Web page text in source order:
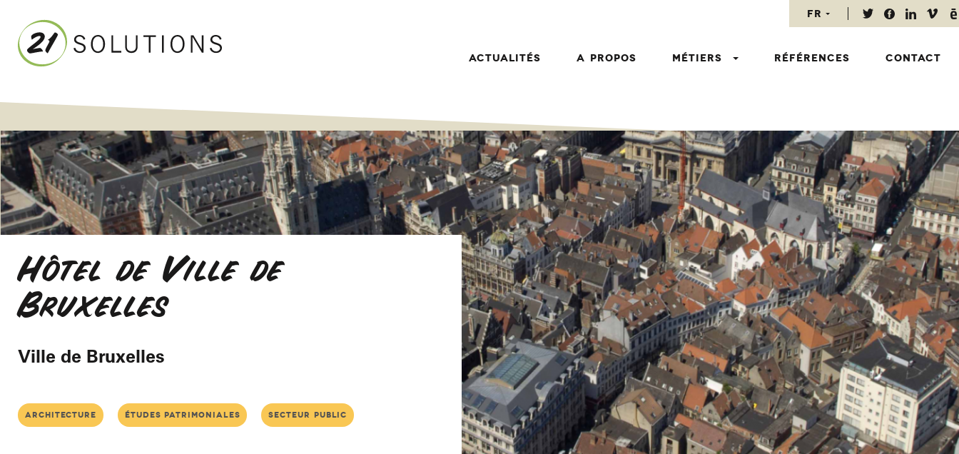
fr
Actualités A propos Métiers Références Contact
Hôtel de Ville de
Bruxelles
Ville de Bruxelles
architecture études patrimoniales secteur public